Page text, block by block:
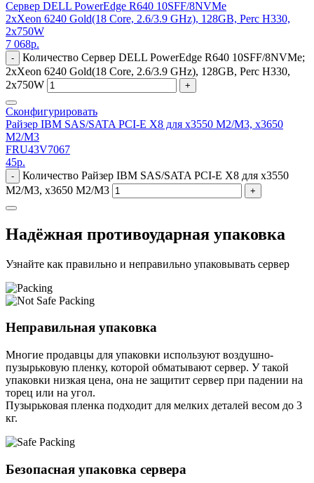
Сервер DELL PowerEdge R640 10SFF/8NVMe
2xXeon 6240 Gold(18 Core, 2.6/3.9 GHz), 128GB, Perc H330,
2x750W
7 068р.
-
Количество Сервер DELL PowerEdge R640 10SFF/8NVMe;
2xXeon 6240 Gold(18 Core, 2.6/3.9 GHz), 128GB, Perc H330,
2x750W
+
Сконфигурировать
Райзер IBM SAS/SATA PCI-E X8 для x3550 M2/M3, x3650
M2/M3
FRU43V7067
45р.
-
Количество Райзер IBM SAS/SATA PCI-E X8 для x3550
M2/M3, x3650 M2/M3
+
Надёжная противоударная упаковка
Узнайте как правильно и неправильно упаковывать сервер
Неправильная упаковка
Многие продавцы для упаковки используют воздушно-
пузырьковую пленку, которой обматывают сервер. У такой
упаковки низкая цена, она не защитит сервер при падении на
торец или на угол.
Пузырьковая пленка подходит для мелких деталей весом до 3
кг.
Безопасная упаковка сервера